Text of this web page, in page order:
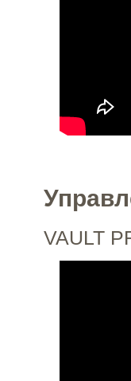
VAULT